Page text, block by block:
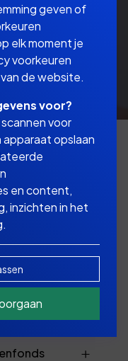
van
Hieronder
geven of
elk moment je
voorkeuren
de website.
voor?
voor
opslaan
en content,
inzichten in het